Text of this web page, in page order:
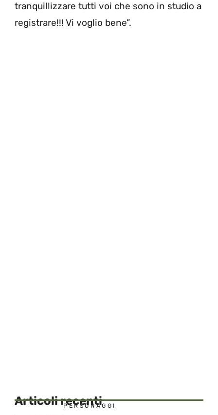
tranquillizzare tutti voi che sono in studio a
registrare!!! Vi voglio bene”.
Articoli recenti
PERSONAGGI